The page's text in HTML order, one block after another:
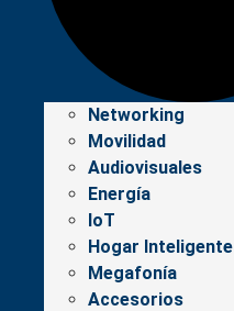
Networking
Movilidad
Audiovisuales
Energía
IoT
Hogar Inteligente
Megafonía
Accesorios